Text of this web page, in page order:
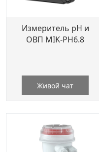
Измеритель pH и
ОВП MIK-PH6.8
Живой чат